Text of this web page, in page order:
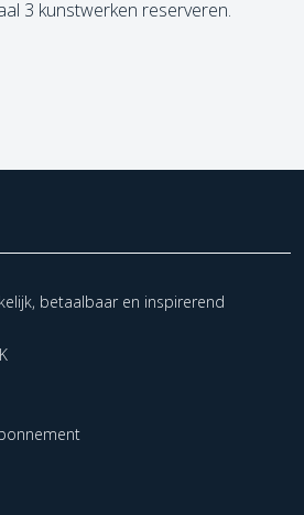
3 kunstwerken reserveren.
betaalbaar en inspirerend